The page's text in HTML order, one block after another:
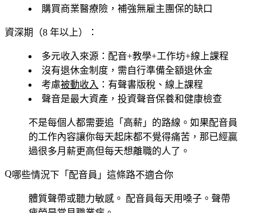
購買商業醫療險，補強無雇主團保的缺口
資深期（8 年以上）：
多元收入來源：配音+教學+工作坊+線上課程
沒有退休金制度，需自行準備全額退休金
考慮被動收入 ：有聲書版稅、線上課程
聲音是最大資產，投資聲音保養和健康檢查
不是每個人都需要追「高薪」的路線。如果配音員
的工作內容讓你每天起床都不覺得痛苦，那已經贏
過很多月薪更高但每天想離職的人了。
哪些情況下「配音員」這條路不適合你
體質聲帶或聽力敏感。 配音員每天用嗓子。聲帶